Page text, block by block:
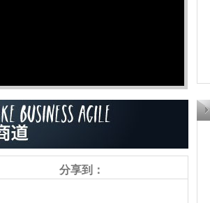
分享到：